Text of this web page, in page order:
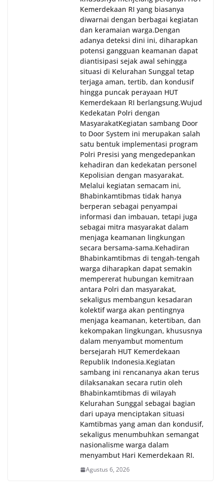
Kemerdekaan RI yang biasanya
diwarnai dengan berbagai kegiatan
dan keramaian warga.‎‎Dengan
adanya deteksi dini ini, diharapkan
potensi gangguan keamanan dapat
diantisipasi sejak awal sehingga
situasi di Kelurahan Sunggal tetap
terjaga aman, tertib, dan kondusif
hingga puncak perayaan HUT
Kemerdekaan RI berlangsung.‎‎Wujud
Kedekatan Polri dengan
Masyarakat‎Kegiatan sambang Door
to Door System ini merupakan salah
satu bentuk implementasi program
Polri Presisi yang mengedepankan
kehadiran dan kedekatan personel
Kepolisian dengan masyarakat.
Melalui kegiatan semacam ini,
Bhabinkamtibmas tidak hanya
berperan sebagai penyampai
informasi dan imbauan, tetapi juga
sebagai mitra masyarakat dalam
menjaga keamanan lingkungan
secara bersama-sama.‎‎Kehadiran
Bhabinkamtibmas di tengah-tengah
warga diharapkan dapat semakin
mempererat hubungan kemitraan
antara Polri dan masyarakat,
sekaligus membangun kesadaran
kolektif warga akan pentingnya
menjaga keamanan, ketertiban, dan
kekompakan lingkungan, khususnya
dalam menyambut momentum
bersejarah HUT Kemerdekaan
Republik Indonesia.‎Kegiatan
sambang ini rencananya akan terus
dilaksanakan secara rutin oleh
Bhabinkamtibmas di wilayah
Kelurahan Sunggal sebagai bagian
dari upaya menciptakan situasi
Kamtibmas yang aman dan kondusif,
sekaligus menumbuhkan semangat
nasionalisme warga dalam
menyambut Hari Kemerdekaan RI.
Agustus 6, 2026